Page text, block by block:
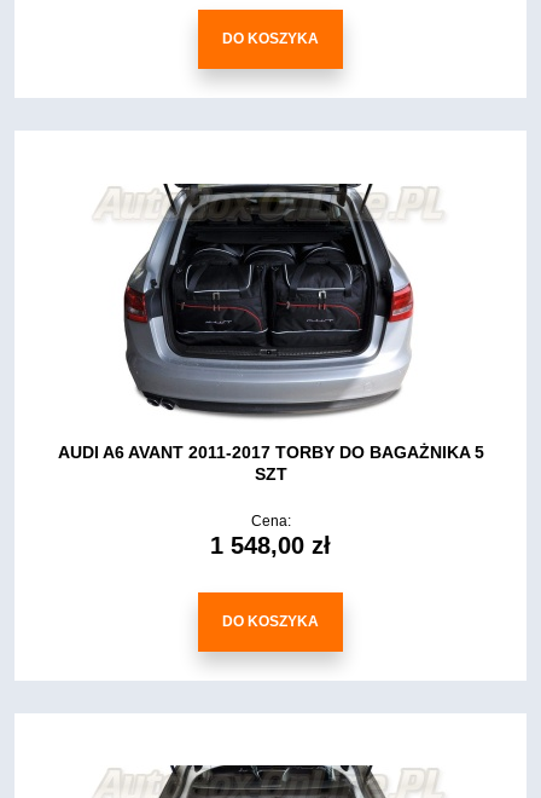
DO KOSZYKA
AUDI A6 AVANT 2011-2017 TORBY DO BAGAŻNIKA 5
SZT
Cena:
1 548,00 zł
DO KOSZYKA